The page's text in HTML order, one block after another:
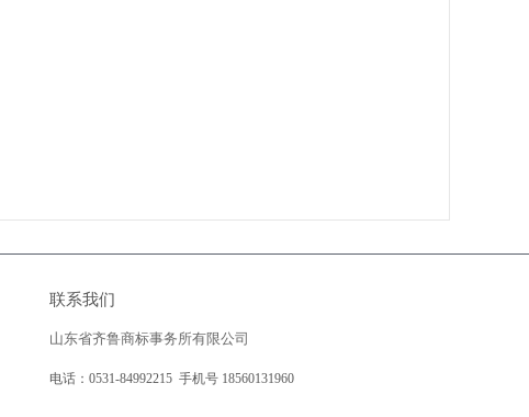
联系我们
山东省齐鲁商标事务所有限公司
电话：0531-84992215 手机号 18560131960